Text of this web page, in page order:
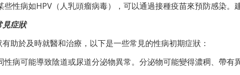
些性病如HPV（人乳頭瘤病毒），可以通過接種疫苗來預防感染
見症狀
助於及時就醫和治療，以下是一些常見的性病初期症狀：
性病可能導致陰道或尿道分泌物異常。分泌物可能變得濃稠、帶有